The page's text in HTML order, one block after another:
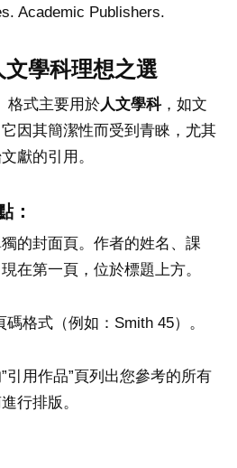
Academic Publishers.
學科理想之選
格式主要用於人文學科，如文
因其簡潔性而受到青睞，尤其
獻的引用。
：
獨的封面頁。作者的姓名、課
在第一頁，位於標題上方。
碼格式（例如：Smith 45）。
引用作品”頁列出您參考的所有
行排版。